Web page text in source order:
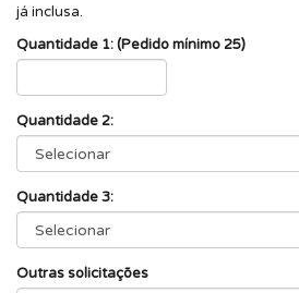
já inclusa.
Quantidade 1: (Pedido mínimo 25)
Quantidade 2:
Quantidade 3:
Outras solicitações